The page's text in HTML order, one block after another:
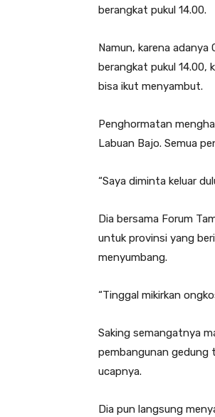
berangkat pukul 14.00.
Namun, karena
berangkat pukul 14.00,
bisa ikut menyambut.
Penghormatan
Labuan Bajo. Semua
“Saya diminta keluar
Dia bersama Forum
untuk provinsi yang
menyumbang.
“Tinggal mikirkan
Saking semangatnya
pembangunan gedung
ucapnya.
Dia pun langsung